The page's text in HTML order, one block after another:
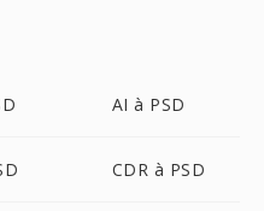
AI à PSD
CDR à PSD